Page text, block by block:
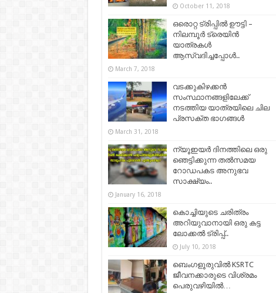
October 11, 2018
ഒരൊറ്റ ട്രിപ്പില്‍ ഊട്ടി –
നിലമ്പൂർ ട്രെയിൻ
യാത്രകൾ
ആസ്വദിച്ചപ്പോള്‍..
March 7, 2018
വടക്കുകിഴക്കന്‍
സംസ്ഥാനങ്ങളിലേക്ക്
നടത്തിയ യാത്രയിലെ ചില
പ്രസക്ത ഭാഗങ്ങൾ
March 31, 2018
ന്യൂഇയര്‍ ദിനത്തിലെ ഒരു
ഞെട്ടിക്കുന്ന തല്‍സമയ
റോഡപകട അനുഭവ
സാക്ഷ്യം..
January 16, 2018
കൊച്ചിയുടെ ചരിത്രം
അറിയുവാനായി ഒരു കട്ട
ലോക്കല്‍ ട്രിപ്പ്..
July 10, 2018
ബെംഗളൂരുവില്‍ KSRTC
ജീവനക്കാരുടെ വിശ്രമം
പെരുവഴിയില്‍…